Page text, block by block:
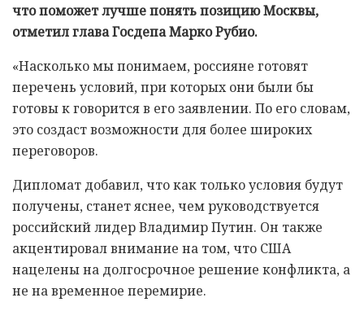
что поможет лучше понять позицию Москвы,
отметил глава Госдепа Марко Рубио.
«Насколько мы понимаем, россияне готовят
перечень условий, при которых они были бы
готовы к говорится в его заявлении. По его словам,
это создаст возможности для более широких
переговоров.
Дипломат добавил, что как только условия будут
получены, станет яснее, чем руководствуется
российский лидер Владимир Путин. Он также
акцентировал внимание на том, что США
нацелены на долгосрочное решение конфликта, а
не на временное перемирие.